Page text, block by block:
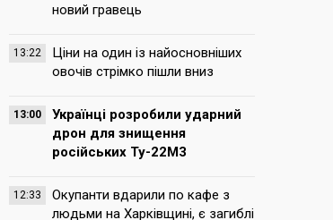
новий гравець
13:22
Ціни на один із найосновніших
овочів стрімко пішли вниз
13:00
Українці розробили ударний
дрон для знищення
російських Ту-22М3
12:33
Окупанти вдарили по кафе з
людьми на Харківщині, є загиблі